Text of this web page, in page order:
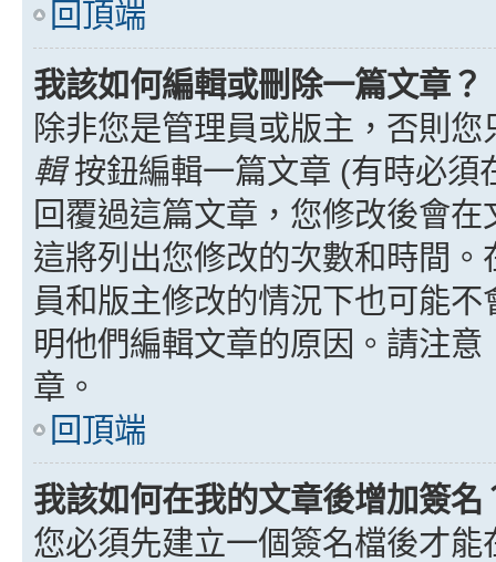
回頂端
我該如何編輯或刪除一篇文章？
除非您是管理員或版主，否則
輯按鈕編輯一篇文章 (有時必須
回覆過這篇文章，您修改後會
這將列出您修改的次數和時間
員和版主修改的情況下也可能
明他們編輯文章的原因。請注
章。
回頂端
我該如何在我的文章後增加簽名
您必須先建立一個簽名檔後才